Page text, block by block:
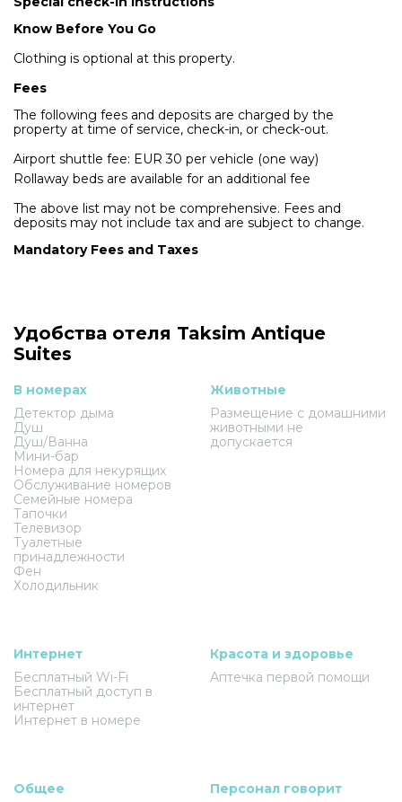
Know Before You Go
Clothing is optional at this property.
Fees
The following fees and deposits are charged by the
property at time of service, check-in, or check-out.
Airport shuttle fee: EUR 30 per vehicle (one way)
Rollaway beds are available for an additional fee
The above list may not be comprehensive. Fees and
deposits may not include tax and are subject to change.
Mandatory Fees and Taxes
Удобства отеля Taksim Antique
Suites
В номерах
Детектор дыма
Душ
Душ/Ванна
Мини-бар
Номера для некурящих
Обслуживание номеров
Семейные номера
Тапочки
Телевизор
Туалетные
принадлежности
Фен
Холодильник
Животные
Размещение с домашними
животными не
допускается
Интернет
Бесплатный Wi-Fi
Бесплатный доступ в
интернет
Интернет в номере
Красота и здоровье
Аптечка первой помощи
Общее
Персонал говорит